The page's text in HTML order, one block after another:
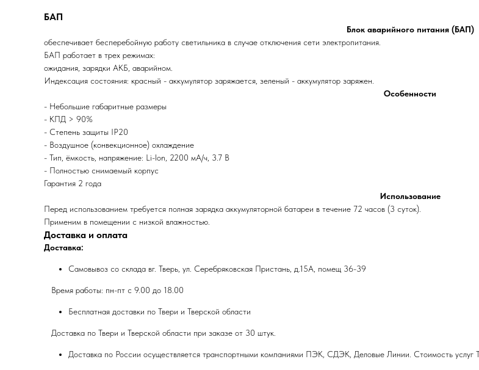
БАП
Блок аварийного питания (БАП)
обеспечивает бесперебойную работу светильника в случае отключения сети электропитания.
БАП работает в трех режимах:
ожидания, зарядки АКБ, аварийном.
Индексация состояния: красный - аккумулятор заряжается, зеленый - аккумулятор заряжен.
Особенности
- Небольшие габаритные размеры
- КПД > 90%
- Степень защиты IP20
- Воздушное (конвекционное) охлаждение
- Тип, ёмкость, напряжение: Li-lon, 2200 мА/ч, 3.7 В
- Полностью снимаемый корпус
Гарантия 2 года
Использование
Перед использованием требуется полная зарядка аккумуляторной батареи в течение 72 часов (3 суток).
Применим в помещении с низкой влажностью.
Доставка и оплата
Доставка:
Самовывоз со склада вг. Тверь, ул. Серебряковская Пристань, д.15А, помещ 36-39
Время работы: пн-пт с 9.00 до 18.00
Бесплатная доставки по Твери и Тверской области
Доставка по Твери и Тверской области при заказе от 30 штук.
Доставка по России осуществляется транспортными компаниями ПЭК, СДЭК, Деловые Линии. Стоимость услуг